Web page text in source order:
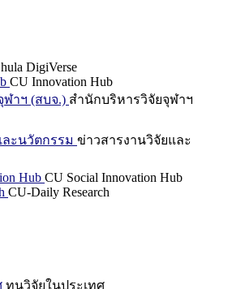
DigiVerse
CU Innovation Hub
าฯ (สบจ.) สำนักบริหารวิจัยจุฬาฯ
ะนวัตกรรม ข่าวสารงานวิจัยและ
Hub CU Social Innovation Hub
CU-Daily Research
ทุนวิจัยในประเทศ